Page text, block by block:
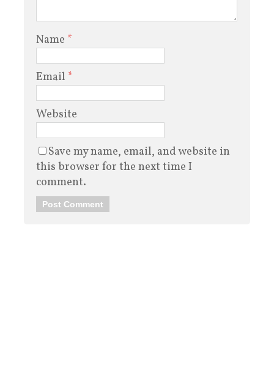
Name *
Email *
Website
Save my name, email, and website in
this browser for the next time I
comment.